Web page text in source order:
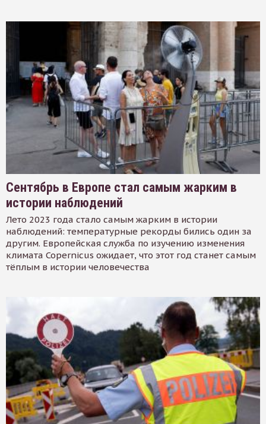
Сентябрь в Европе стал самым жарким в
истории наблюдений
Лето 2023 года стало самым жарким в истории
наблюдений: температурные рекорды бились один за
другим. Европейская служба по изучению изменения
климата Copernicus ожидает, что этот год станет самым
тёплым в истории человечества